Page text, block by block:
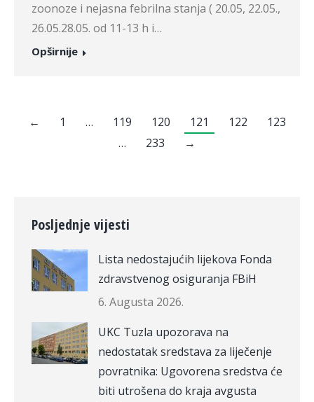
zoonoze i nejasna febrilna stanja ( 20.05, 22.05.,
26.05.28.05. od 11-13 h i…
Opširnije
← 1 … 119 120 121 122
123
…
233 →
Posljednje vijesti
Lista nedostajućih lijekova Fonda
zdravstvenog osiguranja FBiH
6. Augusta 2026.
UKC Tuzla upozorava na
nedostatak sredstava za liječenje
povratnika: Ugovorena sredstva će
biti utrošena do kraja avgusta